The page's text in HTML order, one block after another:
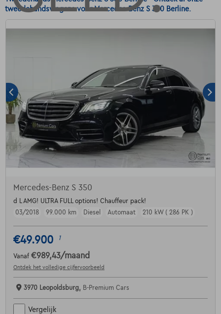
tweedehandswagens voor Mercedes-Benz S 350 Berline.
Mercedes-Benz S 350
d L AMG! ULTRA FULL options! Chauffeur pack!
03/2018
99.000 km Diesel Automaat 210 kW ( 286 PK )
€49.900 1
Vanaf €989,43/maand
Ontdek het volledige cijfervoorbeeld
3970 Leopoldsburg, B-Premium Cars
Vergelijk